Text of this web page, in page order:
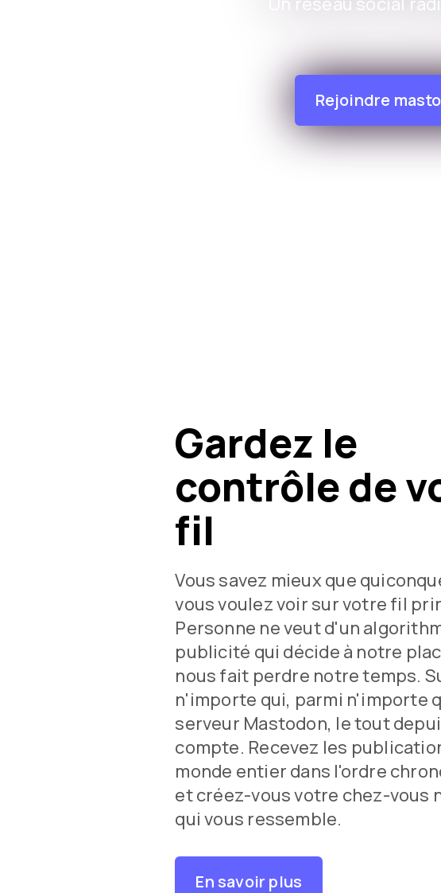
Rejoindre
Gardez le
contrôle de
fil
Vous savez mieux que
vous voulez voir sur votre fil
Personne ne veut d'un
publicité qui décide à notre
nous fait perdre notre temps.
n'importe qui, parmi n'importe
serveur Mastodon, le tout
compte. Recevez les
monde entier dans l'ordre
et créez-vous votre chez-vous
qui vous ressemble.
En savoir plus